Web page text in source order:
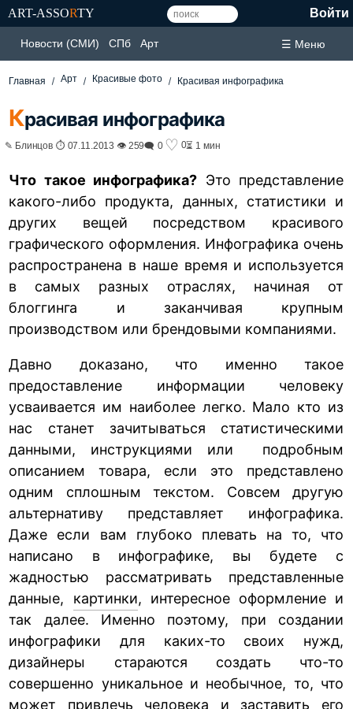
ART-ASSORTY Войти
Новости (СМИ) СПб Арт ☰ Меню
Главная Арт Красивые фото Красивая инфографика
Красивая инфографика
✎ Блинцов ⏱ 07.11.2013 👁 259🗨 0 ♡ 0⏳ 1 мин
Что такое инфографика? Это представление
какого-либо продукта, данных, статистики и
других вещей посредством красивого
графического оформления. Инфографика очень
распространена в наше время и используется
в самых разных отраслях, начиная от
блоггинга и заканчивая крупным
производством или брендовыми компаниями.
Давно доказано, что именно такое
предоставление информации человеку
усваивается им наиболее легко. Мало кто из
нас станет зачитываться статистическими
данными, инструкциями или подробным
описанием товара, если это представлено
одним сплошным текстом. Совсем другую
альтернативу представляет инфографика.
Даже если вам глубоко плевать на то, что
написано в инфографике, вы будете с
жадностью рассматривать представленные
данные, картинки, интересное оформление и
так далее. Именно поэтому, при создании
инфографики для каких-то своих нужд,
дизайнеры стараются создать что-то
совершенно уникальное и необычное, то, что
может привлечь человека и заставить его